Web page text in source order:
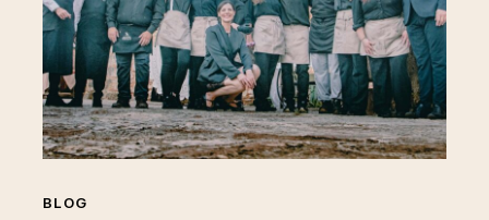
BLOG